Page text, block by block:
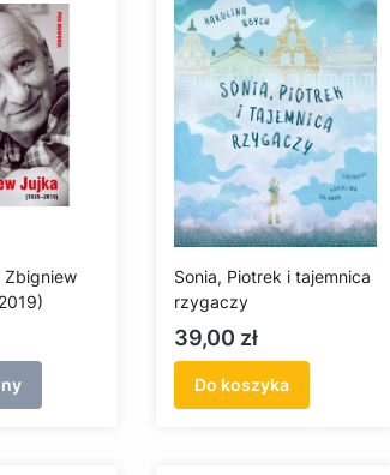
Zbigniew
Sonia, Piotrek i tajemnica
rzygaczy
Cena
39,00 zł
Do koszyka